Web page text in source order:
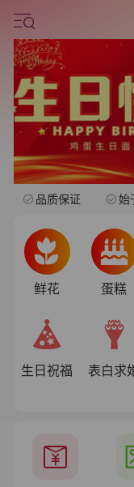
中考
水果礼盒
品质保证 始
鲜花 蛋糕
生日祝福 表白求